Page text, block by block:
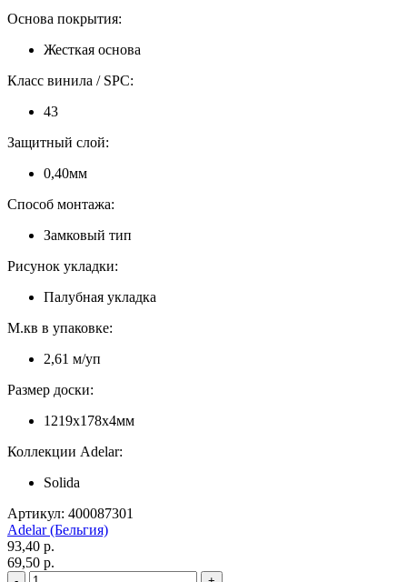
Основа покрытия:
Жесткая основа
Класс винила / SPC:
43
Защитный слой:
0,40мм
Способ монтажа:
Замковый тип
Рисунок укладки:
Палубная укладка
М.кв в упаковке:
2,61 м/уп
Размер доски:
1219x178x4мм
Коллекции Adelar:
Solida
Артикул: 400087301
Adelar (Бельгия)
93,40 p.
69,50 p.